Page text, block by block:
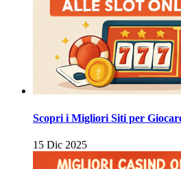
Scopri i Migliori Siti per
15 Dic 2025